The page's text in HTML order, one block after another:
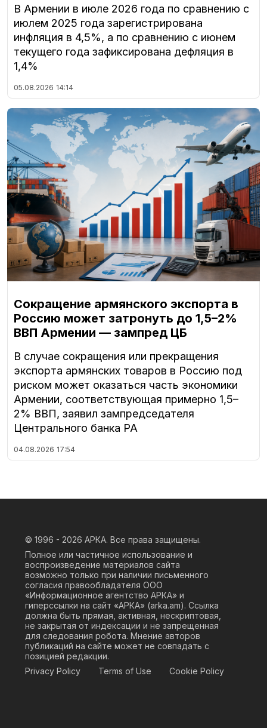
В Армении в июле 2026 года по сравнению с
июлем 2025 года зарегистрирована
инфляция в 4,5%, а по сравнению с июнем
текущего года зафиксирована дефляция в
1,4%
05.08.2026 14:14
Сокращение армянского экспорта в
Россию может затронуть до 1,5–2%
ВВП Армении — зампред ЦБ
В случае сокращения или прекращения
экспорта армянских товаров в Россию под
риском может оказаться часть экономики
Армении, соответствующая примерно 1,5–
2% ВВП, заявил зампредседателя
Центрального банка РА
04.08.2026 17:54
© 1996 - 2026 АРКА. Все права защищены.
Полное или частичное использование и
воспроизведение материалов сайта
возможно только при наличии письменного
согласия правообладателя ООО
«Информационное агентство АРКА» и
гиперссылки на сайт «АРКА» (arka.am). Ссылка
должна быть прямая, активная, нескриптовая,
не закрытая от индексации и не запрещенная
для следования робота. Мнение авторов
публикаций на сайте может не совпадать с
позицией редакции.
Privacy Policy
Terms of Use Cookie Policy